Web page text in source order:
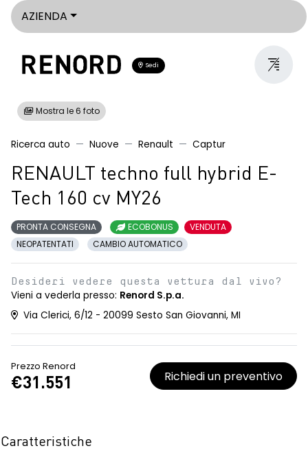
AZIENDA
Sedi
Mostra le 6 foto
Ricerca auto Nuove Renault Captur
RENAULT techno full hybrid E-
Tech 160 cv MY26
PRONTA CONSEGNA ECOBONUS
VENDUTA
NEOPATENTATI
CAMBIO AUTOMATICO
Desideri vedere questa vettura dal vivo?
Vieni a vederla presso: Renord S.p.a.
Via Clerici, 6/12 - 20099 Sesto San Giovanni, MI
Prezzo Renord
€31.551 Richiedi un preventivo
Caratteristiche